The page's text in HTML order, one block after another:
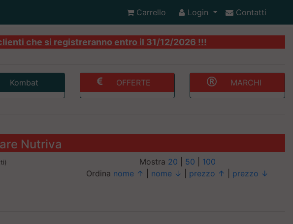
Carrello Login Contatti
che si registreranno entro il 31/12/2026 !!!
Kombat OFFERTE MARCHI
Nutriva
Mostra 20 50
100
Ordina nome ↑ nome ↓ prezzo ↑ prezzo ↓